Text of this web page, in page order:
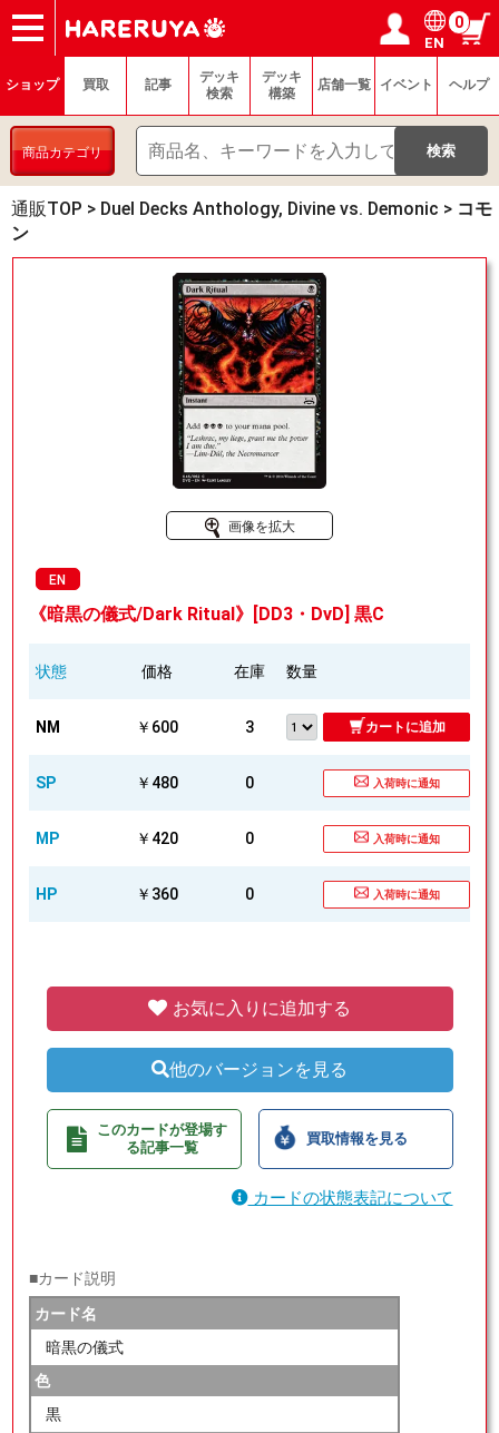
ショップ
買取
記事
デッキ検索
デッキ構築
選手一覧
店舗一覧
イベント
ヘルプ
お問い合わせ ログイン／会員登録
マイページ
EN
0
ショップ 買取 記事
デッキ
検索
デッキ
構築
店舗一覧 イベント ヘルプ
商品カテゴリ
通販TOP > Duel Decks Anthology, Divine vs. Demonic > コモ
ン
画像を拡大
EN
《暗黒の儀式/Dark Ritual》[DD3・DvD] 黒C
状態 価格 在庫 数量
NM ￥600 3 カートに追加
SP ￥480 0 入荷時に通知
MP ￥420 0 入荷時に通知
HP ￥360 0 入荷時に通知
お気に入りに追加する
他のバージョンを見る
このカードが登場す
る記事一覧
買取情報を見る
カードの状態表記について
■カード説明
カード名
暗黒の儀式
色
黒